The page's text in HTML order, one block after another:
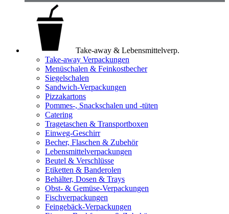
Take-away & Lebensmittelverp.
Take-away Verpackungen
Menüschalen & Feinkostbecher
Siegelschalen
Sandwich-Verpackungen
Pizzakartons
Pommes-, Snackschalen und -tüten
Catering
Tragetaschen & Transportboxen
Einweg-Geschirr
Becher, Flaschen & Zubehör
Lebensmittelverpackungen
Beutel & Verschlüsse
Etiketten & Banderolen
Behälter, Dosen & Trays
Obst- & Gemüse-Verpackungen
Fischverpackungen
Feingebäck-Verpackungen